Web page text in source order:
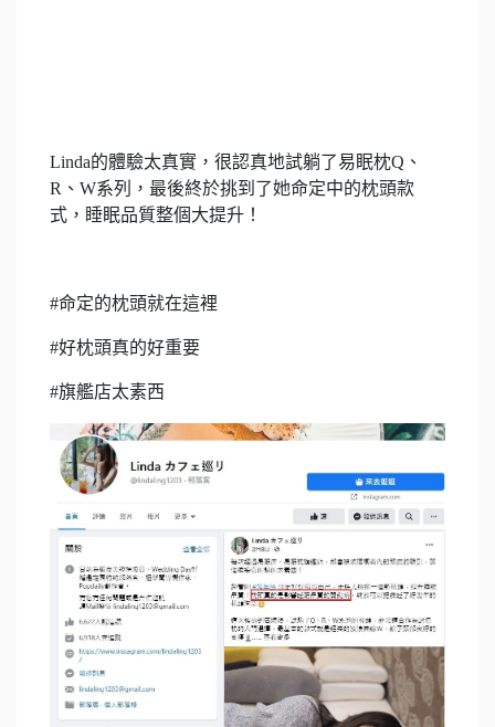
Linda的體驗太真實，很認真地試躺了易眠枕Q、
R、W系列，最後終於挑到了她命定中的枕頭款
式，睡眠品質整個大提升！
#命定的枕頭就在這裡
#好枕頭真的好重要
#旗艦店太素西